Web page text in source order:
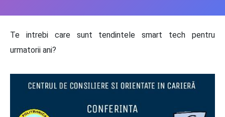
Te intrebi care sunt tendintele smart tech pentru
urmatorii ani?